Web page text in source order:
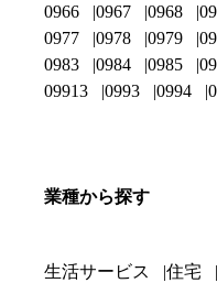
0966
0967 0968
0977
0978 0979
0983
0984 0985
09913
0993 0994
業種から探す
生活サービス 住宅